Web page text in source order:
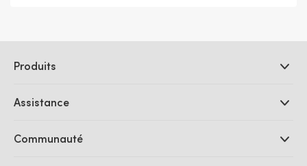
Produits
Logiciels DaVinci Resolve et Fusion
Ultimatte
Assistance
Centre d'assistance technique
Communauté